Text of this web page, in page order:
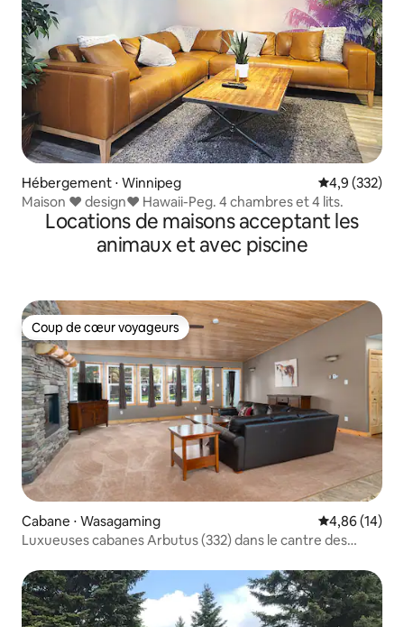
Hébergement ⋅ Winnipeg Évaluation
4,9 (332)
Maison ❤️ design❤️ Hawaii-Peg. 4 chambres et 4 lits.
Locations de maisons acceptant les
animaux et avec piscine
Coup de cœur voyageurs
Coup de cœur voyageurs
Cabane ⋅ Wasagaming Évaluation
4,86 (14)
Luxueuses cabanes Arbutus (332) dans le cantre des